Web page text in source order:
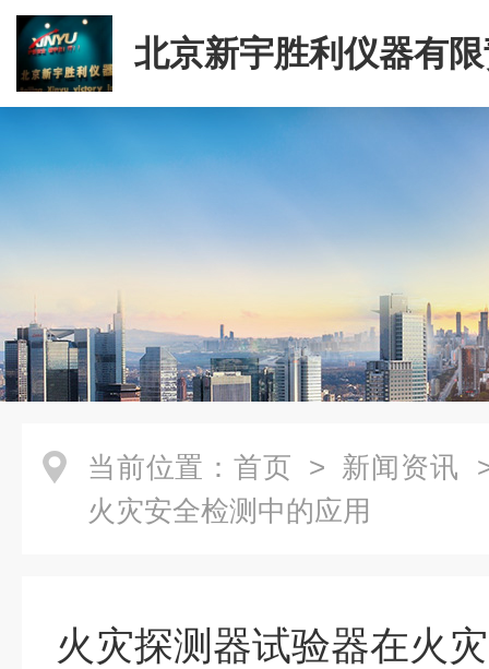
北京新宇胜利仪器有
司
当前位置： 首页 > 新闻资讯
火灾安全检测中的应用
火灾探测器试验器在火